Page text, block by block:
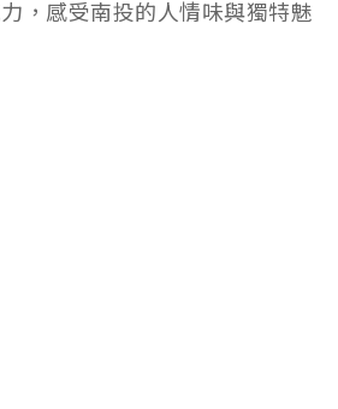
，感受南投的人情味與獨特魅